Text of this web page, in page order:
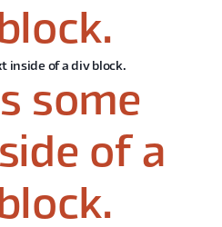
inside of a div block.
some
of a